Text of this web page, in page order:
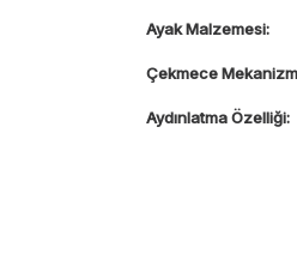
Ayak Malzemesi:
Çekmece
Aydınlatma Özelliği: